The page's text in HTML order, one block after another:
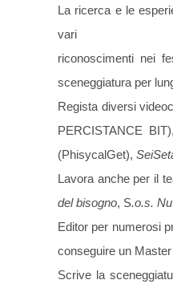
La ricerca e le
vari
riconoscimenti nei
sceneggiatura per
Regista diversi
PERCISTANCE
(PhisycalGet),
Lavora anche per il
del bisogno, S.o.s.
Editor per numerosi
conseguire un
Scrive la